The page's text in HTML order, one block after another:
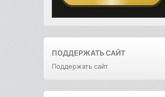
ПОДДЕРЖАТЬ САЙТ
Поддержать сайт